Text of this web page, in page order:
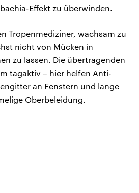
Effekt zu überwinden.
Tropenmediziner, wachsam zu
nicht von Mücken in
zu lassen. Die übertragenden
tagaktiv – hier helfen Anti-
an Fenstern und lange
Oberbeleidung.